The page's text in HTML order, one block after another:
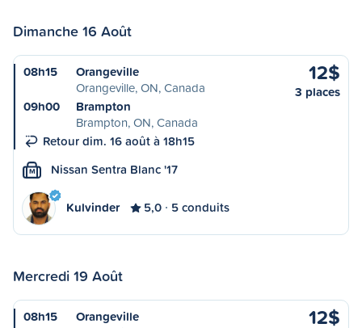
Dimanche 16 Août
08h15
Orangeville
Orangeville, ON, Canada
09h00
Brampton
Brampton, ON, Canada
Retour dim. 16 août à 18h15
12$
3 places
M Nissan Sentra Blanc '17
Kulvinder 5,0 5 conduits
Mercredi 19 Août
08h15
Orangeville
12$